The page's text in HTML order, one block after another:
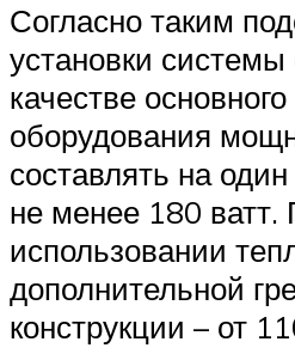
Согласно таким
установки системы
качестве
оборудования
составлять на
не менее 180 ватт.
использовании
дополнительной
конструкции – от